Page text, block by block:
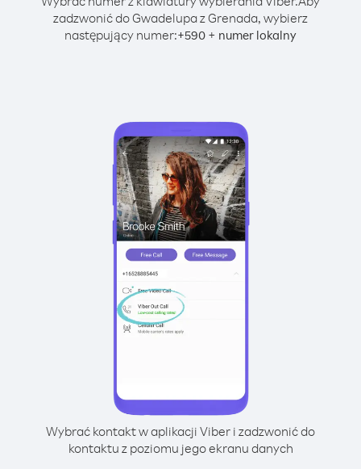
zadzwonić do Gwadelupa z Grenada, wybierz
następujący numer:+590 + numer lokalny
Wybrać kontakt w aplikacji Viber i zadzwonić do
kontaktu z poziomu jego ekranu danych